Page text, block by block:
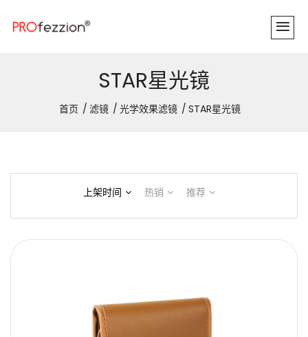
STAR星光镜
首页 滤镜 光学效果滤镜 STAR星光镜
上架时间 热销 推荐